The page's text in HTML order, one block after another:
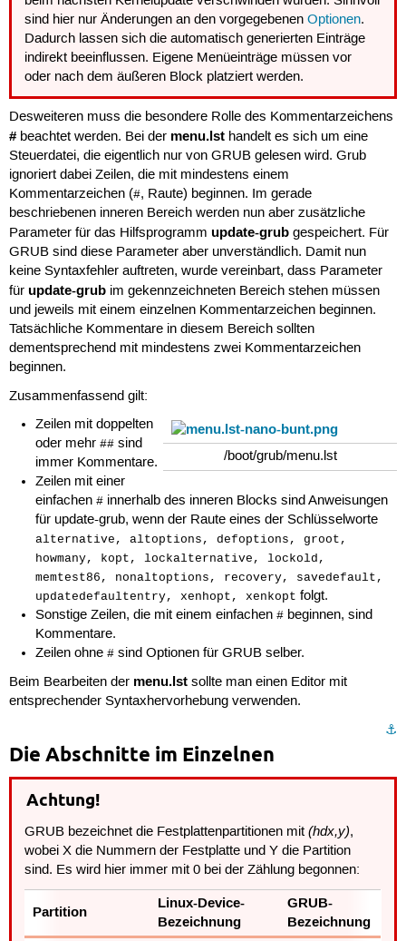
sind hier nur Änderungen an den vorgegebenenOptionen.
Dadurch lassen sich die automatisch generierten Einträge
indirekt beeinflussen. Eigene Menüeinträge müssen vor
oder nach dem äußeren Block platziert werden.
Desweiteren muss die besondere Rolle des Kommentarzeichens
#beachtet werden. Bei der menu.lsthandelt es sich um eine
Steuerdatei, die eigentlich nur von GRUB gelesen wird. Grub
ignoriert dabei Zeilen, die mit mindestens einem
Kommentarzeichen (#, Raute) beginnen. Im gerade
beschriebenen inneren Bereich werden nun aber zusätzliche
Parameter für das Hilfsprogramm update-grubgespeichert. Für
GRUB sind diese Parameter aber unverständlich. Damit nun
keine Syntaxfehler auftreten, wurde vereinbart, dass Parameter
für update-grubim gekennzeichneten Bereich stehen müssen
und jeweils mit einem einzelnen Kommentarzeichen beginnen.
Tatsächliche Kommentare in diesem Bereich sollten
dementsprechend mit mindestens zwei Kommentarzeichen
beginnen.
Zusammenfassend gilt:
/boot/grub/menu.lst
Zeilen mit doppelten
oder mehr## sind
immer Kommentare.
Zeilen mit einer
einfachen# innerhalb des inneren Blocks sind Anweisungen
für update-grub, wenn der Raute eines der Schlüsselworte
alternative, altoptions, defoptions, groot,
howmany, kopt, lockalternative, lockold,
memtest86, nonaltoptions, recovery, savedefault,
updatedefaultentry, xenhopt, xenkopt folgt.
Sonstige Zeilen, die mit einem einfachen# beginnen, sind
Kommentare.
Zeilen ohne# sind Optionen für GRUB selber.
Beim Bearbeiten der menu.lstsollte man einen Editor mit
entsprechender Syntaxhervorhebung verwenden.
⚓︎
Die Abschnitte im Einzelnen
Achtung!
GRUB bezeichnet die Festplattenpartitionen mit(hdx,y),
wobei X die Nummern der Festplatte und Y die Partition
sind. Es wird hier immer mit 0 bei der Zählung begonnen:
Partition
Linux-Device-
Bezeichnung
GRUB-
Bezeichnung